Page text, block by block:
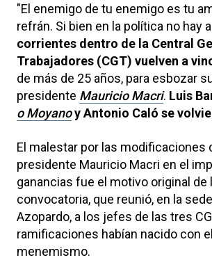
"El enemigo de tu enemigo es tu
refrán. Si bien en la política no hay
corrientes dentro de la Central
Trabajadores (CGT) vuelven a
de más de 25 años, para esbozar
presidente Mauricio Macri. Luis
o Moyanoy Antonio Caló se
El malestar por las modificaciones
presidente Mauricio Macri en el
ganancias fue el motivo original de
convocatoria, que reunió, en la
Azopardo, a los jefes de las tres
ramificaciones habían nacido con
menemismo.